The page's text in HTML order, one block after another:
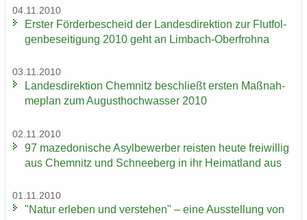
04.11.2010
Ers­ter För­der­be­scheid der Lan­des­di­rek­ti­on zur Flut­fol­
gen­be­sei­ti­gung 2010 geht an Limbach-​Oberfrohna
03.11.2010
Lan­des­di­rek­ti­on Chem­nitz be­schließt ers­ten Maß­nah­
me­plan zum Au­gust­hoch­was­ser 2010
02.11.2010
97 ma­ze­do­ni­sche Asyl­be­wer­ber reis­ten heute frei­wil­lig
aus Chem­nitz und Schnee­berg in ihr Hei­mat­land aus
01.11.2010
"Natur er­le­ben und ver­ste­hen" – eine Aus­stel­lung von